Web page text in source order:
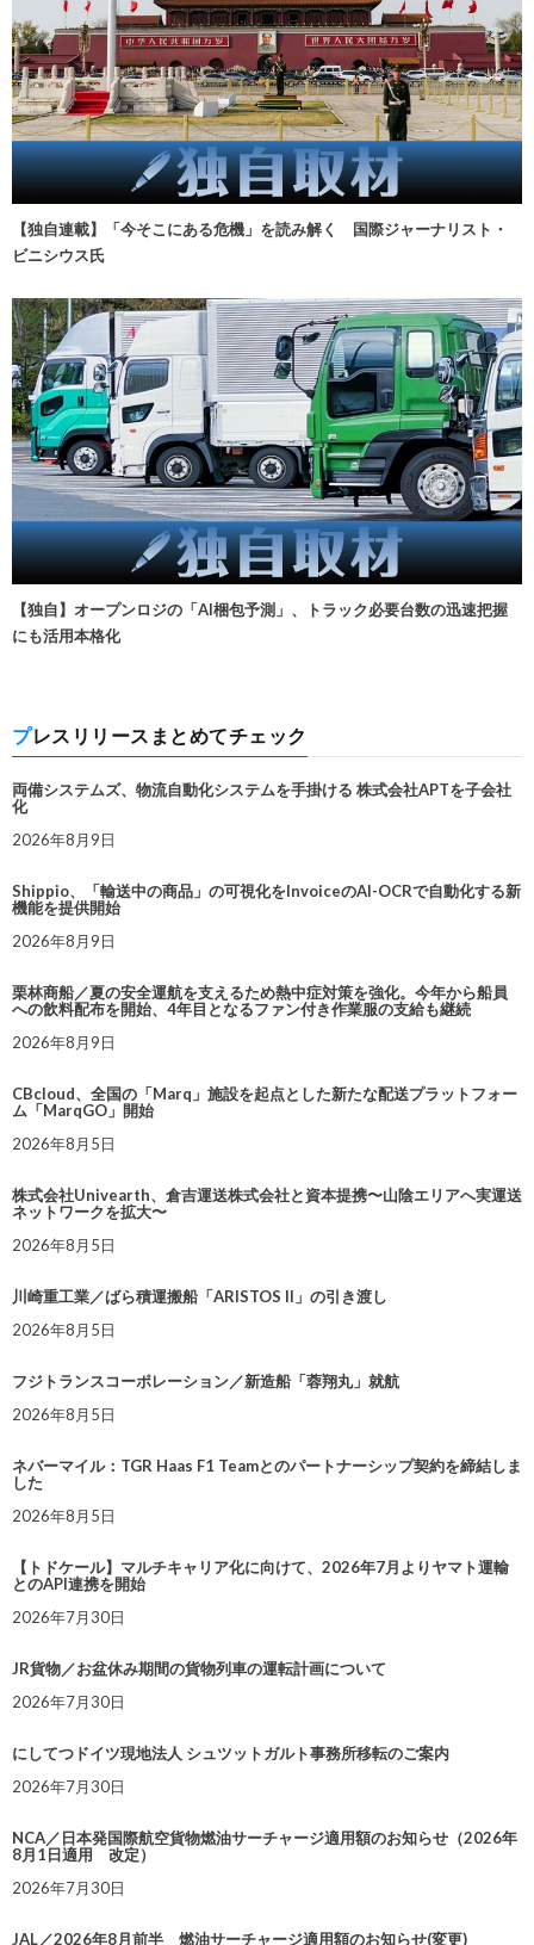
【独自連載】「今そこにある危機」を読み解く 国際ジャーナリスト・
ビニシウス氏
【独自】オープンロジの「AI梱包予測」、トラック必要台数の迅速把握
にも活用本格化
プレスリリースまとめてチェック
両備システムズ、物流自動化システムを手掛ける 株式会社APTを子会社
化
2026年8月9日
Shippio、「輸送中の商品」の可視化をInvoiceのAI-OCRで自動化する新
機能を提供開始
2026年8月9日
栗林商船／夏の安全運航を支えるため熱中症対策を強化。今年から船員
への飲料配布を開始、4年目となるファン付き作業服の支給も継続
2026年8月9日
CBcloud、全国の「Marq」施設を起点とした新たな配送プラットフォー
ム「MarqGO」開始
2026年8月5日
株式会社Univearth、倉吉運送株式会社と資本提携〜山陰エリアへ実運送
ネットワークを拡大〜
2026年8月5日
川崎重工業／ばら積運搬船「ARISTOS II」の引き渡し
2026年8月5日
フジトランスコーポレーション／新造船「蓉翔丸」就航
2026年8月5日
ネバーマイル：TGR Haas F1 Teamとのパートナーシップ契約を締結しま
した
2026年8月5日
【トドケール】マルチキャリア化に向けて、2026年7月よりヤマト運輸
とのAPI連携を開始
2026年7月30日
JR貨物／お盆休み期間の貨物列車の運転計画について
2026年7月30日
にしてつドイツ現地法人 シュツットガルト事務所移転のご案内
2026年7月30日
NCA／日本発国際航空貨物燃油サーチャージ適用額のお知らせ（2026年
8月1日適用 改定）
2026年7月30日
JAL／2026年8月前半 燃油サーチャージ適用額のお知らせ(変更)